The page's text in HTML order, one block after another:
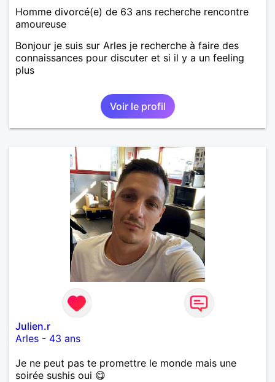
Homme divorcé(e) de 63 ans recherche rencontre
amoureuse
Bonjour je suis sur Arles je recherche à faire des
connaissances pour discuter et si il y a un feeling
plus
Voir le profil
Julien.r
Arles - 43 ans
Je ne peut pas te promettre le monde mais une
soirée sushis oui 😋